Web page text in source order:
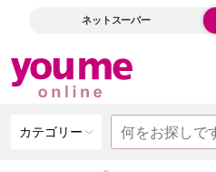
ネットスーパー
カテゴリー